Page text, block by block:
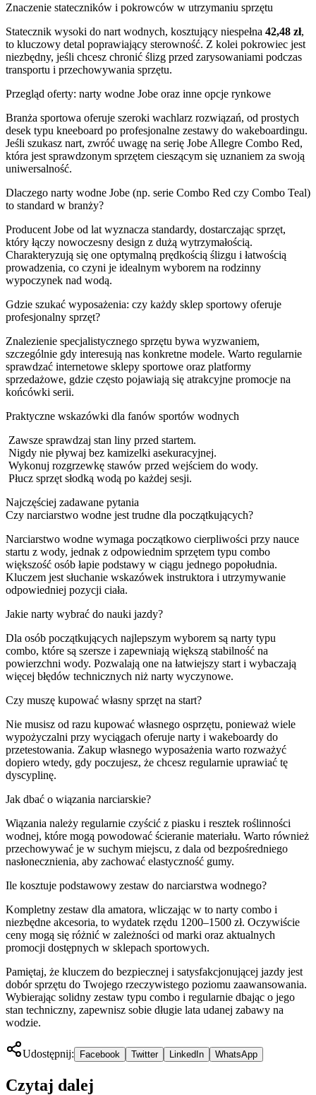
Znaczenie stateczników i pokrowców w utrzymaniu sprzętu
Statecznik wysoki do nart wodnych, kosztujący niespełna 42,48 zł,
to kluczowy detal poprawiający sterowność. Z kolei pokrowiec jest
niezbędny, jeśli chcesz chronić ślizg przed zarysowaniami podczas
transportu i przechowywania sprzętu.
Przegląd oferty: narty wodne Jobe oraz inne opcje rynkowe
Branża sportowa oferuje szeroki wachlarz rozwiązań, od prostych
desek typu kneeboard po profesjonalne zestawy do wakeboardingu.
Jeśli szukasz nart, zwróć uwagę na serię Jobe Allegre Combo Red,
która jest sprawdzonym sprzętem cieszącym się uznaniem za swoją
uniwersalność.
Dlaczego narty wodne Jobe (np. serie Combo Red czy Combo Teal)
to standard w branży?
Producent Jobe od lat wyznacza standardy, dostarczając sprzęt,
który łączy nowoczesny design z dużą wytrzymałością.
Charakteryzują się one optymalną prędkością ślizgu i łatwością
prowadzenia, co czyni je idealnym wyborem na rodzinny
wypoczynek nad wodą.
Gdzie szukać wyposażenia: czy każdy sklep sportowy oferuje
profesjonalny sprzęt?
Znalezienie specjalistycznego sprzętu bywa wyzwaniem,
szczególnie gdy interesują nas konkretne modele. Warto regularnie
sprawdzać internetowe sklepy sportowe oraz platformy
sprzedażowe, gdzie często pojawiają się atrakcyjne promocje na
końcówki serii.
Praktyczne wskazówki dla fanów sportów wodnych
Zawsze sprawdzaj stan liny przed startem.
Nigdy nie pływaj bez kamizelki asekuracyjnej.
Wykonuj rozgrzewkę stawów przed wejściem do wody.
Płucz sprzęt słodką wodą po każdej sesji.
Najczęściej zadawane pytania
Czy narciarstwo wodne jest trudne dla początkujących?
Narciarstwo wodne wymaga początkowo cierpliwości przy nauce
startu z wody, jednak z odpowiednim sprzętem typu combo
większość osób łapie podstawy w ciągu jednego popołudnia.
Kluczem jest słuchanie wskazówek instruktora i utrzymywanie
odpowiedniej pozycji ciała.
Jakie narty wybrać do nauki jazdy?
Dla osób początkujących najlepszym wyborem są narty typu
combo, które są szersze i zapewniają większą stabilność na
powierzchni wody. Pozwalają one na łatwiejszy start i wybaczają
więcej błędów technicznych niż narty wyczynowe.
Czy muszę kupować własny sprzęt na start?
Nie musisz od razu kupować własnego osprzętu, ponieważ wiele
wypożyczalni przy wyciągach oferuje narty i wakeboardy do
przetestowania. Zakup własnego wyposażenia warto rozważyć
dopiero wtedy, gdy poczujesz, że chcesz regularnie uprawiać tę
dyscyplinę.
Jak dbać o wiązania narciarskie?
Wiązania należy regularnie czyścić z piasku i resztek roślinności
wodnej, które mogą powodować ścieranie materiału. Warto również
przechowywać je w suchym miejscu, z dala od bezpośredniego
nasłonecznienia, aby zachować elastyczność gumy.
Ile kosztuje podstawowy zestaw do narciarstwa wodnego?
Kompletny zestaw dla amatora, wliczając w to narty combo i
niezbędne akcesoria, to wydatek rzędu 1200–1500 zł. Oczywiście
ceny mogą się różnić w zależności od marki oraz aktualnych
promocji dostępnych w sklepach sportowych.
Pamiętaj, że kluczem do bezpiecznej i satysfakcjonującej jazdy jest
dobór sprzętu do Twojego rzeczywistego poziomu zaawansowania.
Wybierając solidny zestaw typu combo i regularnie dbając o jego
stan techniczny, zapewnisz sobie długie lata udanej zabawy na
wodzie.
Udostępnij: Facebook Twitter LinkedIn WhatsApp
Czytaj dalej